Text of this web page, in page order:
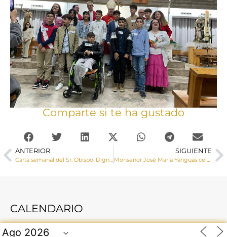
Comparte si te ha gustado
ANTERIOR
Carta semanal del Sr. Obispo: Dignidad humana y orden social
SIGUIENTE
Monseñor José María Yanguas celebra una Misa por las Personas Sin Hogar
CALENDARIO